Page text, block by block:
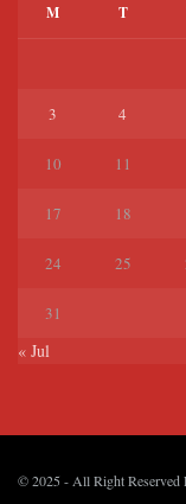
M T
3 4
10 11
17 18
24 25
31
« Jul
© 2025 - All Right Reserved